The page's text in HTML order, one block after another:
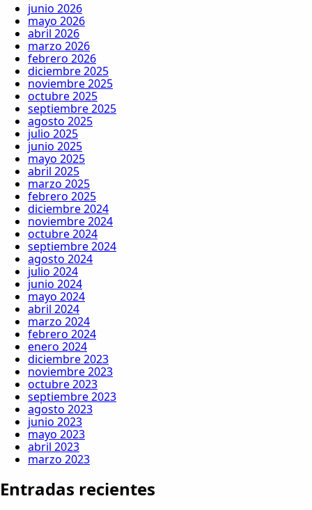
junio 2026
mayo 2026
abril 2026
marzo 2026
febrero 2026
diciembre 2025
noviembre 2025
octubre 2025
septiembre 2025
agosto 2025
julio 2025
junio 2025
mayo 2025
abril 2025
marzo 2025
febrero 2025
diciembre 2024
noviembre 2024
octubre 2024
septiembre 2024
agosto 2024
julio 2024
junio 2024
mayo 2024
abril 2024
marzo 2024
febrero 2024
enero 2024
diciembre 2023
noviembre 2023
octubre 2023
septiembre 2023
agosto 2023
junio 2023
mayo 2023
abril 2023
marzo 2023
Entradas recientes